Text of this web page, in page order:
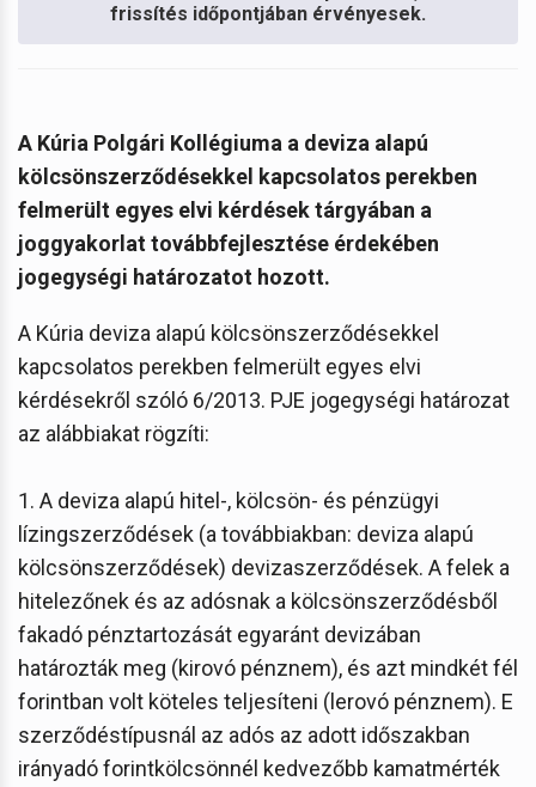
frissítés időpontjában érvényesek.
A Kúria Polgári Kollégiuma a deviza alapú
kölcsönszerződésekkel kapcsolatos perekben
felmerült egyes elvi kérdések tárgyában a
joggyakorlat továbbfejlesztése érdekében
jogegységi határozatot hozott.
A Kúria deviza alapú kölcsönszerződésekkel
kapcsolatos perekben felmerült egyes elvi
kérdésekről szóló 6/2013. PJE jogegységi határozat
az alábbiakat rögzíti:
1. A deviza alapú hitel-, kölcsön- és pénzügyi
lízingszerződések (a továbbiakban: deviza alapú
kölcsönszerződések) devizaszerződések. A felek a
hitelezőnek és az adósnak a kölcsönszerződésből
fakadó pénztartozását egyaránt devizában
határozták meg (kirovó pénznem), és azt mindkét fél
forintban volt köteles teljesíteni (lerovó pénznem). E
szerződéstípusnál az adós az adott időszakban
irányadó forintkölcsönnél kedvezőbb kamatmérték